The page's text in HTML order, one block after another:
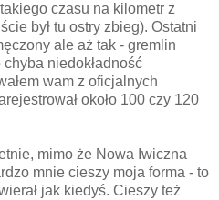
czasu na kilometr z
był tu ostry zbieg). Ostatni
ale aż tak - gremlin
niedokładność
wam z oficjalnych
około 100 czy 120
mimo że Nowa Iwiczna
mnie cieszy moja forma - to
jak kiedyś. Cieszy też